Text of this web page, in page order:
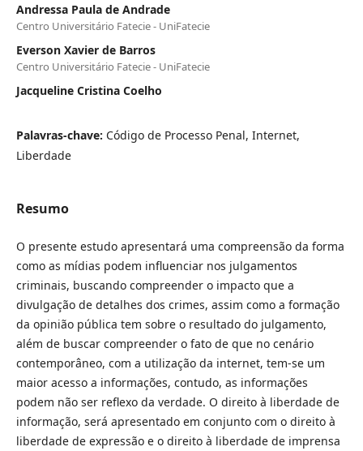
Andressa Paula de Andrade
Centro Universitário Fatecie - UniFatecie
Everson Xavier de Barros
Centro Universitário Fatecie - UniFatecie
Jacqueline Cristina Coelho
Palavras-chave: Código de Processo Penal, Internet,
Liberdade
Resumo
O presente estudo apresentará uma compreensão da forma
como as mídias podem influenciar nos julgamentos
criminais, buscando compreender o impacto que a
divulgação de detalhes dos crimes, assim como a formação
da opinião pública tem sobre o resultado do julgamento,
além de buscar compreender o fato de que no cenário
contemporâneo, com a utilização da internet, tem-se um
maior acesso a informações, contudo, as informações
podem não ser reflexo da verdade. O direito à liberdade de
informação, será apresentado em conjunto com o direito à
liberdade de expressão e o direito à liberdade de imprensa